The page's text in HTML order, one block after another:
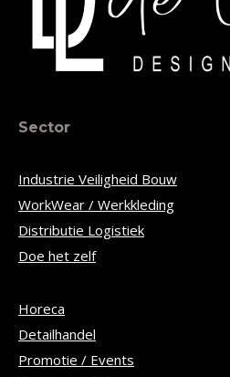
Sector
Industrie Veiligheid Bouw
WorkWear / Werkkleding
Distributie Logistiek
Doe het zelf
Horeca
Detailhandel
Promotie / Events